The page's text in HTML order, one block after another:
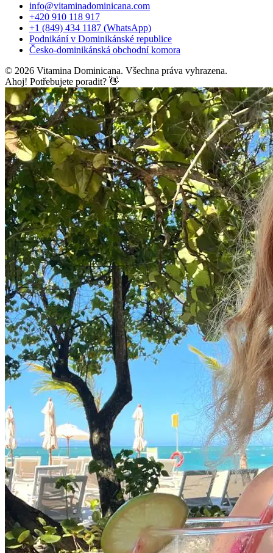
info@vitaminadominicana.com
+420 910 118 917
+1 (849) 434 1187 (WhatsApp)
Podnikání v Dominikánské republice
Česko-dominikánská obchodní komora
© 2026 Vitamina Dominicana. Všechna práva vyhrazena.
Ahoj! Potřebujete poradit? 👋